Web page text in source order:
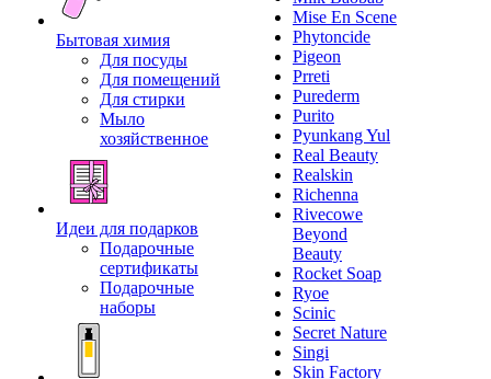
Бытовая химия
Для посуды
Для помещений
Для стирки
Мыло
хозяйственное
Идеи для подарков
Подарочные
сертификаты
Подарочные
наборы
Mise En Scene
Phytoncide
Pigeon
Prreti
Purederm
Purito
Pyunkang Yul
Real Beauty
Realskin
Richenna
Rivecowe
Beyond
Beauty
Rocket Soap
Ryoe
Scinic
Secret Nature
Singi
Skin Factory